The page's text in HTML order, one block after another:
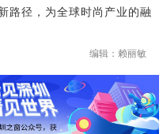
路径，为全球时尚产业的融
编辑：赖丽敏